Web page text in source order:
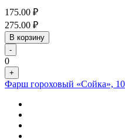
175.00 ₽
275.00 ₽
В корзину
-
0
+
Фарш гороховый «Сойка»,